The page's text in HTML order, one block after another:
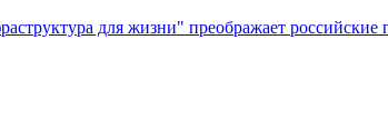
для жизни" преображает российские